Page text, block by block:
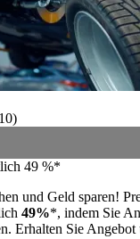
)
49 %*
und Geld sparen!
49%*, indem Sie
Erhalten Sie Angebot